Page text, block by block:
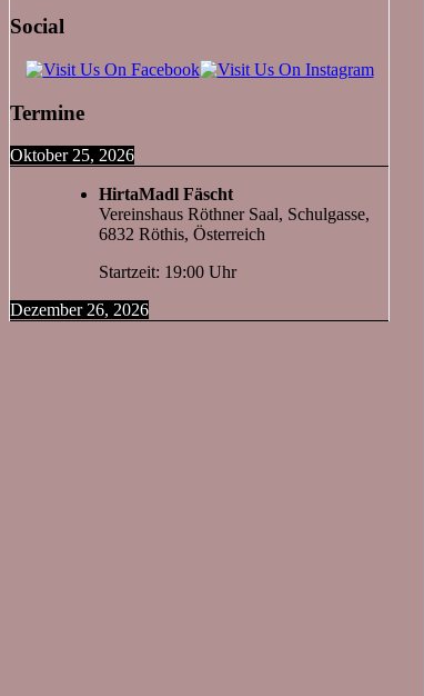
Social
Termine
Oktober 25, 2026
HirtaMadl Fäscht
Vereinshaus Röthner Saal, Schulgasse,
6832 Röthis, Österreich
Startzeit: 19:00 Uhr
Dezember 26, 2026